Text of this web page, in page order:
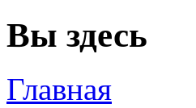
Вы здесь
Главная